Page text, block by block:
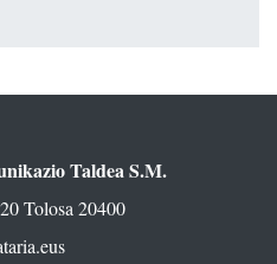
Taldea S.M.
Tolosa 20400